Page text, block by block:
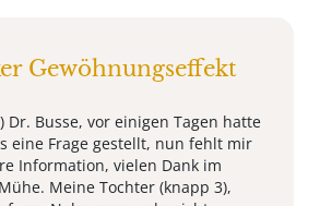
Gewöhnungseffekt
Dr. Busse, vor einigen Tagen hatte
eine Frage gestellt, nun fehlt mir
Information, vielen Dank im
Meine Tochter (knapp 3),